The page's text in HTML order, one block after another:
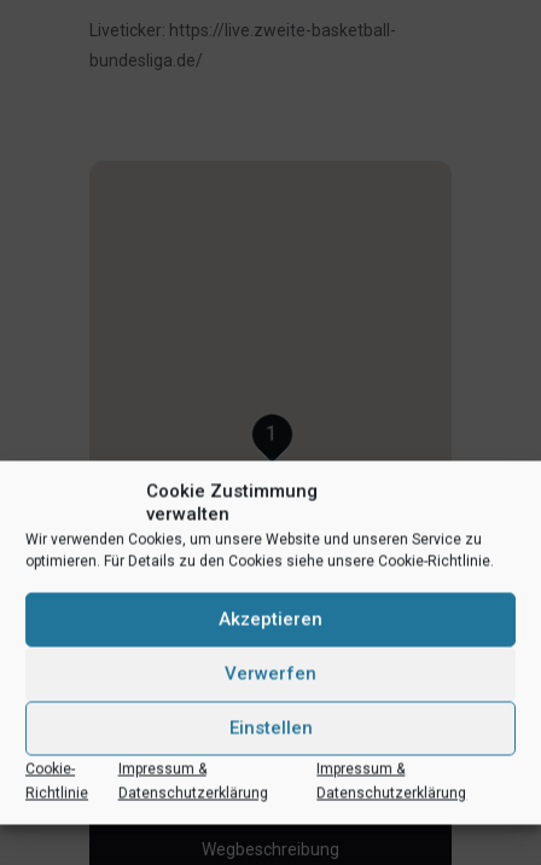
Cookie Zustimmung
verwalten
Wir verwenden Cookies, um unsere Website und unseren Service zu
optimieren. Für Details zu den Cookies siehe unsere Cookie-Richtlinie.
Akzeptieren
Verwerfen
Einstellen
Cookie-
Richtlinie
Impressum &
Datenschutzerklärung
Impressum &
Datenschutzerklärung
Liveticker: https://live.zweite-basketball-
bundesliga.de/
1